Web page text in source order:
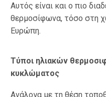
Αυτός είναι και ο πιο
θερμοσίφωνα, τόσο στη
Ευρώπη.
Τύποι ηλιακών
κυκλώματος
Ανάλογα με τη θέση